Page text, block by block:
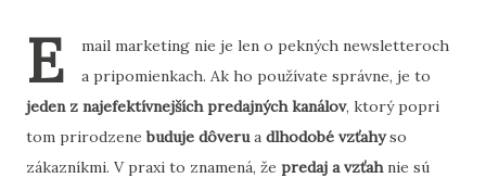
E
mail marketing nie je len o pekných newsletteroch
a pripomienkach. Ak ho používate správne, je to
jeden z najefektívnejších predajných kanálov, ktorý popri
tom prirodzenebuduje dôverua dlhodobé vzťahyso
zákazníkmi. V praxi to znamená, že predaj a vzťahnie sú